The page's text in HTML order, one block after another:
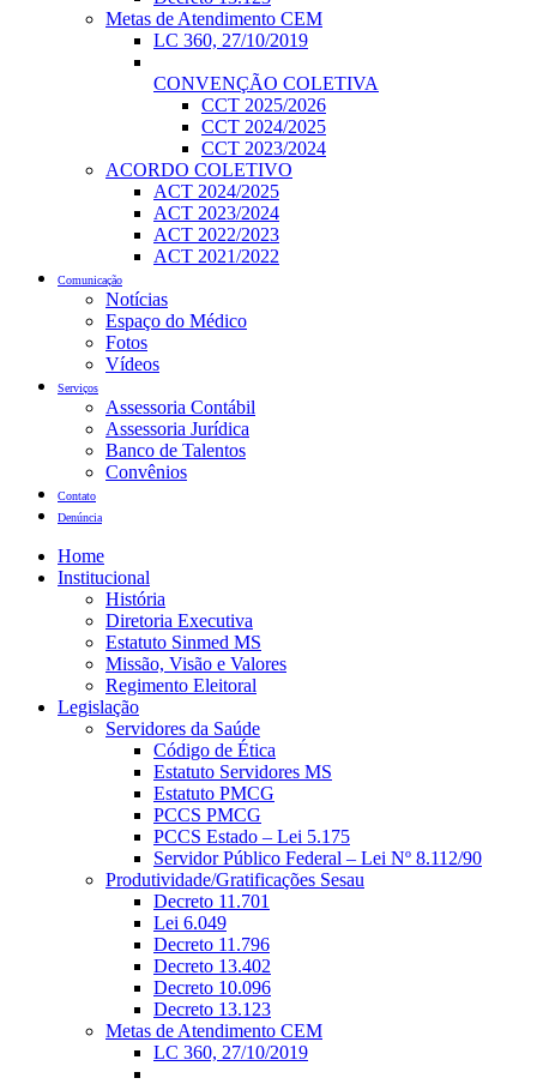
Metas de Atendimento CEM
LC 360, 27/10/2019
CONVENÇÃO COLETIVA
CCT 2025/2026
CCT 2024/2025
CCT 2023/2024
ACORDO COLETIVO
ACT 2024/2025
ACT 2023/2024
ACT 2022/2023
ACT 2021/2022
Comunicação
Notícias
Espaço do Médico
Fotos
Vídeos
Serviços
Assessoria Contábil
Assessoria Jurídica
Banco de Talentos
Convênios
Contato
Denúncia
Home
Institucional
História
Diretoria Executiva
Estatuto Sinmed MS
Missão, Visão e Valores
Regimento Eleitoral
Legislação
Servidores da Saúde
Código de Ética
Estatuto Servidores MS
Estatuto PMCG
PCCS PMCG
PCCS Estado – Lei 5.175
Servidor Público Federal – Lei Nº 8.112/90
Produtividade/Gratificações Sesau
Decreto 11.701
Lei 6.049
Decreto 11.796
Decreto 13.402
Decreto 10.096
Decreto 13.123
Metas de Atendimento CEM
LC 360, 27/10/2019